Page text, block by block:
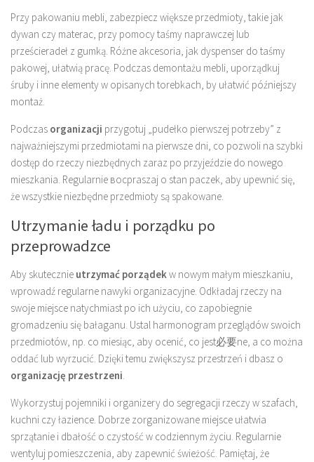
Przy pakowaniu mebli, zabezpiecz większe przedmioty, takie jak
dywan czy materac, przy pomocy taśmy naprawczej lub
prześcieradeł z gumką. Różne akcesoria, jak dyspenser do taśmy
pakowej, ułatwią pracę. Podczas demontażu mebli, uporządkuj
śruby i inne elementy w opisanych torebkach, by ułatwić późniejszy
montaż.
Podczas organizacji przygotuj „pudełko pierwszej potrzeby” z
najważniejszymi przedmiotami na pierwsze dni, co pozwoli na szybki
dostęp do rzeczy niezbędnych zaraz po przyjeździe do nowego
mieszkania. Regularnie восpraszaj o stan paczek, aby upewnić się,
że wszystkie niezbędne przedmioty są spakowane.
Utrzymanie ładu i porządku po
przeprowadzce
Aby skutecznie utrzymać porządek w nowym małym mieszkaniu,
wprowadź regularne nawyki organizacyjne. Odkładaj rzeczy na
swoje miejsce natychmiast po ich użyciu, co zapobiegnie
gromadzeniu się bałaganu. Ustal harmonogram przeglądów swoich
przedmiotów, np. co miesiąc, aby ocenić, co jest必要ne, a co można
oddać lub wyrzucić. Dzięki temu zwiększysz przestrzeń i dbasz o
organizację przestrzeni
Wykorzystuj pojemniki i organizery do segregacji rzeczy w szafach,
kuchni czy łazience. Dobrze zorganizowane miejsce ułatwia
sprzątanie i dbałość o czystość w codziennym życiu. Regularnie
wentyluj pomieszczenia, aby zapewnić świeżość. Pamiętaj, że